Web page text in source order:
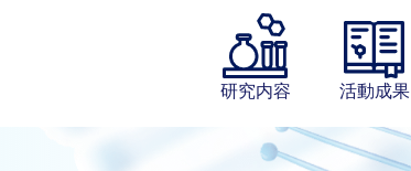
研究内容 活動成果